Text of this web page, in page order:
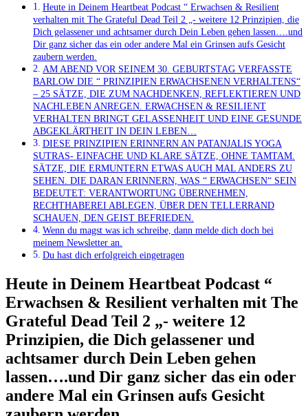
Heute in Deinem Heartbeat Podcast “ Erwachsen & Resilient
verhalten mit The Grateful Dead Teil 2 „- weitere 12 Prinzipien, die
Dich gelassener und achtsamer durch Dein Leben gehen lassen….und
Dir ganz sicher das ein oder andere Mal ein Grinsen aufs Gesicht
zaubern werden.
AM ABEND VOR SEINEM 30. GEBURTSTAG VERFASSTE
BARLOW DIE “ PRINZIPIEN ERWACHSENEN VERHALTENS“
– 25 SÄTZE, DIE ZUM NACHDENKEN, REFLEKTIEREN UND
NACHLEBEN ANREGEN. ERWACHSEN & RESILIENT
VERHALTEN BRINGT GELASSENHEIT UND EINE GESUNDE
ABGEKLÄRTHEIT IN DEIN LEBEN…
DIESE PRINZIPIEN ERINNERN AN PATANJALIS YOGA
SUTRAS- EINFACHE UND KLARE SÄTZE, OHNE TAMTAM.
SÄTZE, DIE ERMUNTERN ETWAS AUCH MAL ANDERS ZU
SEHEN. DIE DARAN ERINNERN, WAS “ ERWACHSEN“ SEIN
BEDEUTET: VERANTWORTUNG ÜBERNEHMEN,
RECHTHABEREI ABLEGEN, ÜBER DEN TELLERRAND
SCHAUEN, DEN GEIST BEFRIEDEN.
Wenn du magst was ich schreibe, dann melde dich doch bei
meinem Newsletter an.
Du hast dich erfolgreich eingetragen
Heute in Deinem Heartbeat Podcast “
Erwachsen & Resilient verhalten mit The
Grateful Dead Teil 2 „- weitere 12
Prinzipien, die Dich gelassener und
achtsamer durch Dein Leben gehen
lassen….und Dir ganz sicher das ein oder
andere Mal ein Grinsen aufs Gesicht